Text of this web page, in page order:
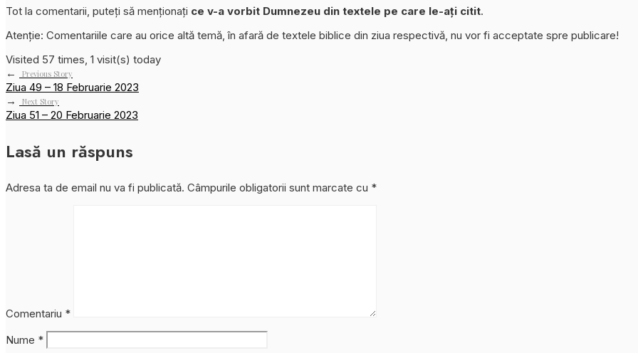
Tot la comentarii, puteți să menționați ce v-a vorbit Dumnezeu din textele pe care le-ați citit.
Atenție: Comentariile care au orice altă temă, în afară de textele biblice din ziua respectivă, nu vor fi acceptate spre publicare!
Visited 57 times, 1 visit(s) today
←
Previous Story
Ziua 49 – 18 Februarie 2023
→
Next Story
Ziua 51 – 20 Februarie 2023
Lasă un răspuns
Adresa ta de email nu va fi publicată. Câmpurile obligatorii sunt marcate cu *
Comentariu *
Nume *